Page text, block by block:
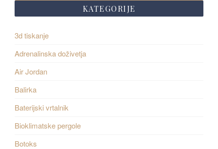
KATEGORIJE
3d tiskanje
Adrenalinska doživetja
Air Jordan
Balirka
Baterijski vrtalnik
Bioklimatske pergole
Botoks